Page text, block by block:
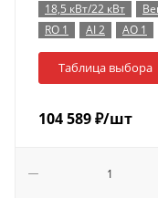
18,5 кВт/22 кВт
RO 1
AI 2 AO 1
Таблица выбора
104 589₽/шт